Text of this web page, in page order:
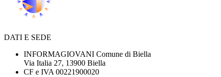
DATI E SEDE
INFORMAGIOVANI Comune di Biella
Via Italia 27, 13900 Biella
CF e IVA 00221900020